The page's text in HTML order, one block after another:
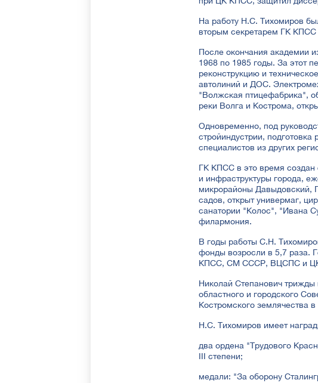
На работу Н.С. Тихомиров
вторым секретарем ГК КПСС
После окончания академии
1968 по 1985 годы. За этот
реконструкцию и
автолиний и ДОС.
"Волжская птицефабрика",
реки Волга и Кострома,
Одновременно, под
стройиндустрии,
специалистов из других
ГК КПСС в это время создан
и инфраструктуры города,
микрорайоны Давыдовский,
садов, открыт универмаг,
санатории "Колос", "Ивана
филармония.
В годы работы С.Н.
фонды возросли в 5,7 раза.
КПСС, СМ СССР, ВЦСПС и
Николай Степанович трижды
областного и городского
Костромского землячества
Н.С. Тихомиров имеет
два ордена "Трудового
III степени;
медали: "За оборону